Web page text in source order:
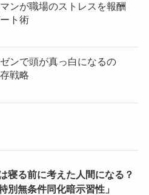
ンが職場のストレスを報酬
ト術
ンで頭が真っ白になるの
戦略
寝る前に考えた人間になる？
特別無条件同化暗示習性」